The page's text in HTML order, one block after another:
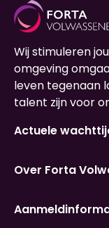
Wij stimuleren
omgeving
leven tegenaan
talent zijn voor
Actuele
Over Forta